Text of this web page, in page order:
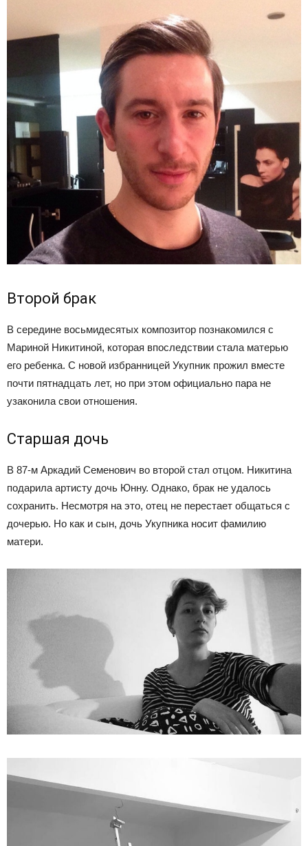
Второй брак
В середине восьмидесятых композитор познакомился с
Мариной Никитиной, которая впоследствии стала матерью
его ребенка. С новой избранницей Укупник прожил вместе
почти пятнадцать лет, но при этом официально пара не
узаконила свои отношения.
Старшая дочь
В 87-м Аркадий Семенович во второй стал отцом. Никитина
подарила артисту дочь Юнну. Однако, брак не удалось
сохранить. Несмотря на это, отец не перестает общаться с
дочерью. Но как и сын, дочь Укупника носит фамилию
матери.